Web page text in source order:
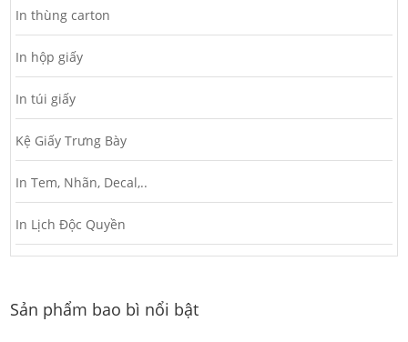
In thùng carton
In hộp giấy
In túi giấy
Kệ Giấy Trưng Bày
In Tem, Nhãn, Decal,..
In Lịch Độc Quyền
Sản phẩm bao bì nổi bật